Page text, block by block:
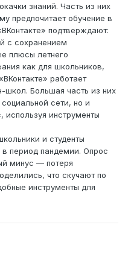
знаний. Часть из них
предпочитает обучение в
подтверждают:
с сохранением
плюсы летнего
как для школьников,
работает
школ. Большая часть из них
сети, но и
используя инструменты
и студенты
в период пандемии. Опрос
минус — потеря
что скучают по
инструменты для